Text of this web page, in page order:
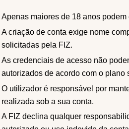
Apenas maiores de 18 anos podem
A criação de conta exige nome
solicitadas pela FIZ.
As credenciais de acesso não
autorizados de acordo com o plano
O utilizador é responsável por
realizada sob a sua conta.
A FIZ declina qualquer